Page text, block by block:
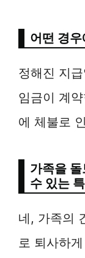
어떤 경
정해진 지
임금이 계
에 체불로
가족을
수 있는
네, 가족의
로 퇴사하